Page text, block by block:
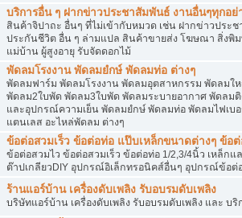
บริการอื่น ๆ ฝากข่าวประชาสัมพันธ์ งานอื่นๆทุกอ
สินค้าจิปาถะ อื่นๆ ที่ไม่เข้ากับหมวด เช่น ฝากข่าวประ
ประกันชีวิต อื่น ๆ ล่ามแปล สินค้าขายส่ง โฆษณา สิ่งพิ
แม่บ้าน ผู้สูงอายุ รับจัดดอกไม้
พัดลมโรงงาน พัดลมยํกษ์ พัดลมท่อ ต่างๆ
พัดลมฟาร์ม พัดลมโรงงาน พัดลมอุตสาหกรรม พัดลมใ
พัดลม2ใบพัด พัดลม3ใบพัด พัดลมระบายอากาศ พัดลม
และอุปกรณ์ความเย็น พัดลมยํกษ์ พัดลมท่อ พัดลมไฟเบ
แตนเลส อะไหล่พัดลม ต่างๆ
ข้อต่อสวมเร็ว ข้อต่อท่อ แป๊บเหล็กขนาดต่างๆ ข้อ
ข้อต่อสวมไว ข้อต่อสวมเร็ว ข้อต่อท่อ 1/2,3/4นิ้ว เหล็ก
ต๊าปเกลียวDIY อุปกรณ์อิเล็กทรอนิคส์อื่นๆ อุปกรณ์ข้อต่
ร้านแอร์บ้าน เครื่องดับเพลิง รับอบรมดับเพลิง
บริษัทแอร์บ้าน เครื่องดับเพลิง รับอบรมดับเพลิง และ บริ